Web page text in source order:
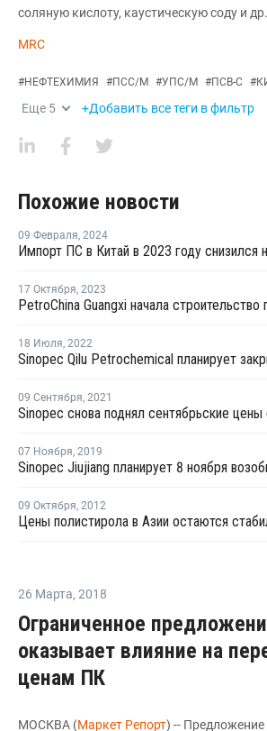
соляную кислоту, каустическую соду и др.
MRC
#НЕФТЕХИМИЯ #ПСС/М #УПС/М #ПСВ-С #
Еще 5 +Добавить все теги в фильтр
Похожие новости
09 Февраля, 2024
Импорт ПС в Китай в 2023 году снизился
17 Октября, 2023
18 Июля, 2022
09 Сентября, 2021
07 Ноября, 2019
09 Октября, 2012
Цены полистирола в Азии остаются
26 Марта, 2018
Ограниченное
оказывает влияние на
ценам ПК
МОСКВА (Маркет Репорт) --